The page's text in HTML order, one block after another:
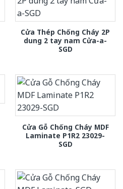
Cửa Thép Chống Cháy 2P
dung 2 tay nam Cửa-a-
SGD
Cửa Gỗ Chống Cháy MDF
Laminate P1R2 23029-
SGD